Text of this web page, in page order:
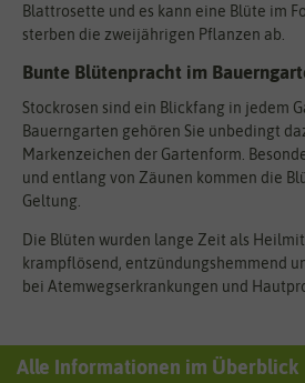
Blattrosette und es kann eine Blüte im
sterben die zweijährigen Pflanzen ab.
Bunte Blütenpracht im
Stockrosen sind ein Blickfang in jedem
Bauerngarten gehören Sie unbedingt
Markenzeichen der Gartenform.
und entlang von Zäunen kommen die
Geltung.
Die Blüten wurden lange Zeit als
krampflösend, entzündungshemmend
bei Atemwegserkrankungen und
Alle Informationen im Überblick